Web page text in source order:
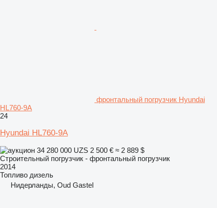
фронтальный погрузчик Hyundai
HL760-9A
24
Hyundai HL760-9A
34 280 000 UZS 2 500 € ≈ 2 889 $
Строительный погрузчик - фронтальный погрузчик
2014
Топливо дизель
Нидерланды, Oud Gastel